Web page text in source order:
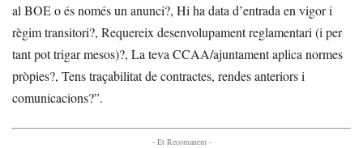
al BOE o és només un anunci?, Hi ha data d’entrada en vigor i
règim transitori?, Requereix desenvolupament reglamentari (i per
tant pot trigar mesos)?, La teva CCAA/ajuntament aplica normes
pròpies?, Tens traçabilitat de contractes, rendes anteriors i
comunicacions?”.
- Et Recomanem -